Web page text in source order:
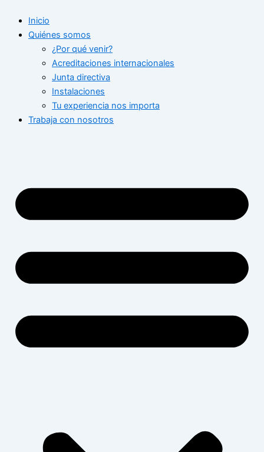
contenido
Inicio
Quiénes somos
¿Por qué venir?
Acreditaciones internacionales
Junta directiva
Instalaciones
Tu experiencia nos importa
Trabaja con nosotros